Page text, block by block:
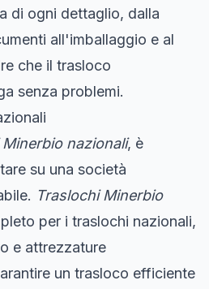
di ogni dettaglio, dalla
all'imballaggio e al
che il trasloco
senza problemi.
nazionali, è
su una società
Traslochi Minerbio
per i traslochi nazionali,
e attrezzature
un trasloco efficiente